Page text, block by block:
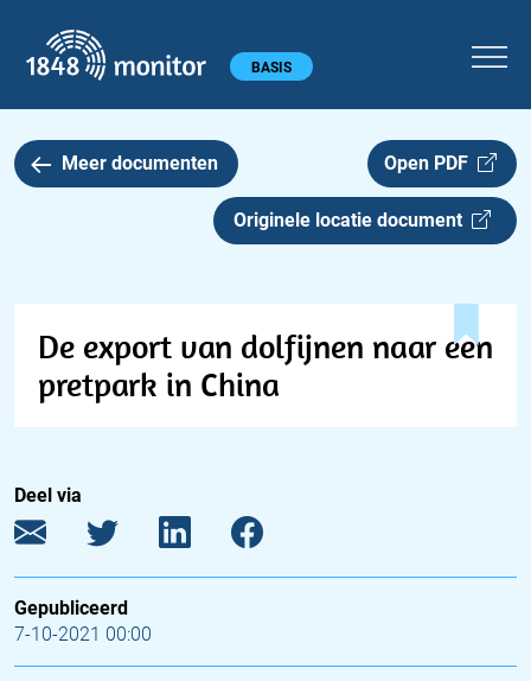
Hoofdmenu BASIS
Meer documenten Open PDF
Originele locatie document
De export van dolfijnen naar een
pretpark in China
Deel via
Gepubliceerd
7-10-2021 00:00